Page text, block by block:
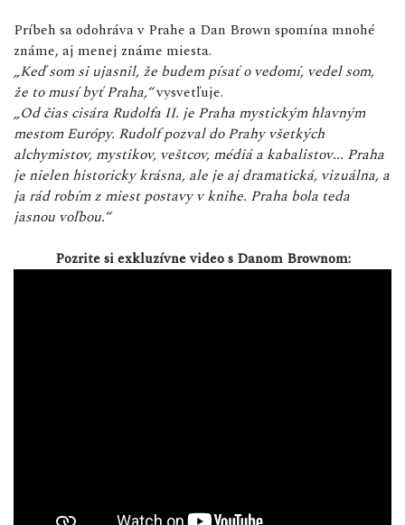
Príbeh sa odohráva v Prahe a Dan Brown spomína mnohé
známe, aj menej známe miesta.
„Keď som si ujasnil, že budem písať o vedomí, vedel som,
že to musí byť Praha,“vysvetľuje.
„Od čias cisára Rudolfa II. je Praha mystickým hlavným
mestom Európy. Rudolf pozval do Prahy všetkých
alchymistov, mystikov, veštcov, médiá a kabalistov... Praha
je nielen historicky krásna, ale je aj dramatická, vizuálna, a
ja rád robím z miest postavy v knihe. Praha bola teda
jasnou voľbou.“
Pozrite si exkluzívne video s Danom Brownom: